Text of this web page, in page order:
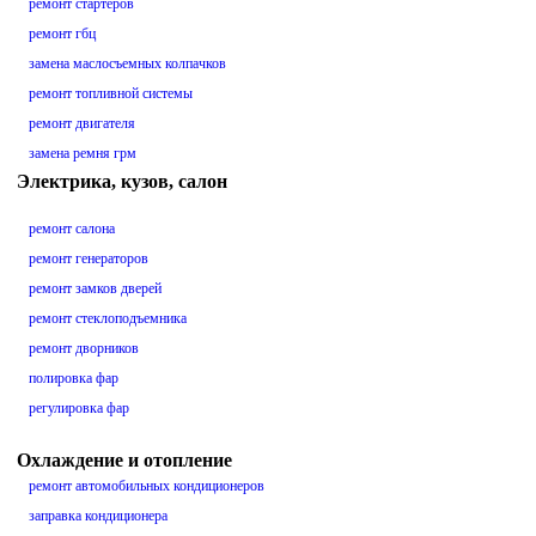
ремонт стартеров
ремонт гбц
замена маслосъемных колпачков
ремонт топливной системы
ремонт двигателя
замена ремня грм
Электрика, кузов, салон
ремонт салона
ремонт генераторов
ремонт замков дверей
ремонт стеклоподъемника
ремонт дворников
полировка фар
регулировка фар
Охлаждение и отопление
ремонт автомобильных кондиционеров
заправка кондиционера